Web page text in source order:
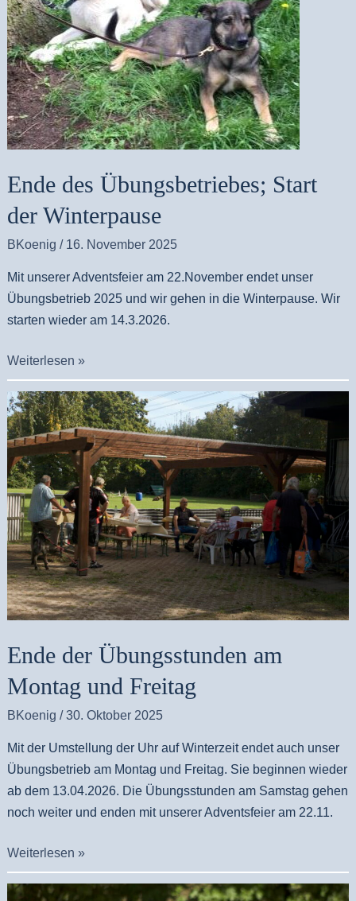
Ende des Übungsbetriebes; Start
der Winterpause
BKoenig / 16. November 2025
Mit unserer Adventsfeier am 22.November endet unser
Übungsbetrieb 2025 und wir gehen in die Winterpause. Wir
starten wieder am 14.3.2026.
der
Winterpause
Weiterlesen »
Ende der Übungsstunden am
Montag und Freitag
BKoenig /30. Oktober 2025
Mit der Umstellung der Uhr auf Winterzeit endet auch unser
Übungsbetrieb am Montag und Freitag. Sie beginnen wieder
ab dem 13.04.2026. Die Übungsstunden am Samstag gehen
noch weiter und enden mit unserer Adventsfeier am 22.11.
Ende
der
Übungsstunden
am
Montag
und
Freitag
Weiterlesen »
55